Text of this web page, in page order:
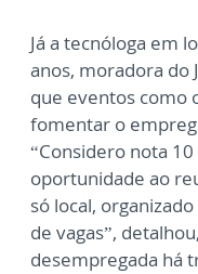
Já a tecnóloga em
anos, moradora do
que eventos como
fomentar o
“Considero nota
oportunidade ao
só local,
de vagas”,
desempregada há